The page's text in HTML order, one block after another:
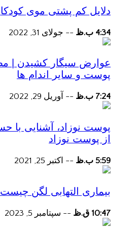
دلایل کم پشتی موی
4:34 ب.ظ -- جولای 31, 2022
عوارض سیگار کشیدن |
پوست و سایر اندام ها
7:24 ب.ظ -- آوریل 29, 2022
پوست نوزاد، آشنایی با
از پوست نوزاد
5:59 ب.ظ -- اکتبر 25, 2021
بیماری التهابی لگن
10:47 ق.ظ -- سپتامبر 5, 2023